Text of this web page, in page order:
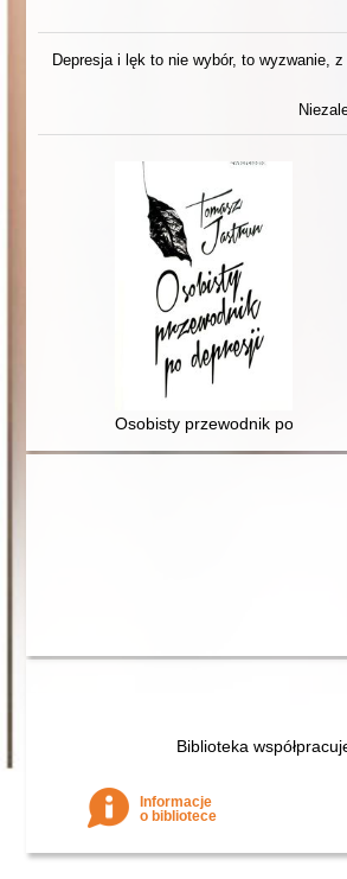
Depresja i lęk to nie wybór, to wyzwanie,
Osobisty przewodnik po
Biblioteka
Informacje
o bibliotece